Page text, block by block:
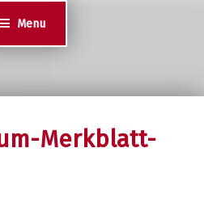
Menu
Merkblatt-